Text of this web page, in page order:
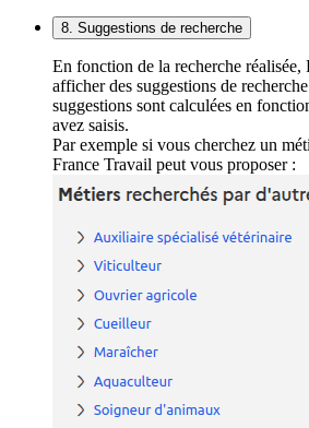
8. Suggestions de recherche
En fonction de la recherche
afficher des suggestions de
suggestions sont calculées en
avez saisis.
Par exemple si vous cherchez un
France Travail peut vous proposer :